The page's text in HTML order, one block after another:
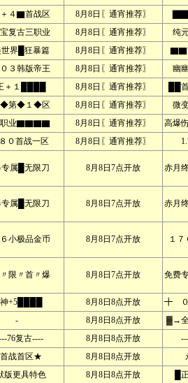
４▇首战区 8月8日〖通宵推荐〗
复古三职业 8月8日〖通宵推荐〗
纯
世界█狂暴篇 8月8日〖通宵推荐〗
３韩版帝王 8月8日〖通宵推荐〗
幽
＋１████ 8月8日〖通宵推荐〗
██
◆第◆１◆区 8月8日〖通宵推荐〗
微
职业▇▇▇▇ 8月8日〖通宵推荐〗
高爆
０首战一区 8月8日〖通宵推荐〗
属█无限刀 8月8日7点开放 赤月
属█无限刀 8月8日7点开放 赤月
小极品金币 8月8日7点开放 １
限〃首〃爆 8月8日7点开放 免费
+5████ 8月8日8点开放
╋ ０
- 8月8日8点开放
▓→
76复古---- 8月8日8点开放
战首区★ 8月8日8点开放
版更具特色 8月8日8点开放
█